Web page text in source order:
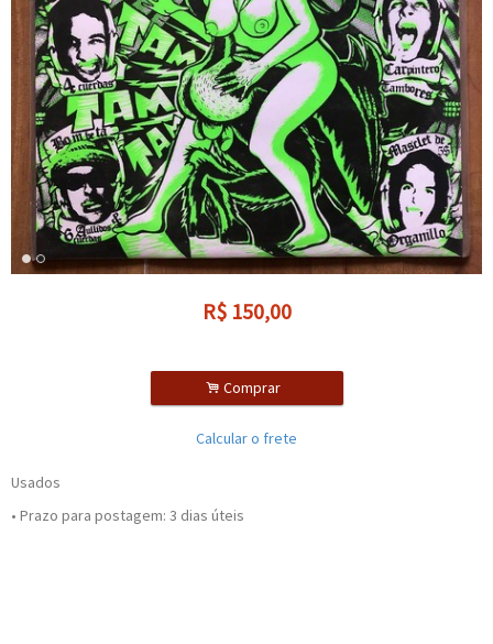
R$ 150,00
. Comprar
Calcular o frete
Usados
• Prazo para postagem: 3 dias úteis